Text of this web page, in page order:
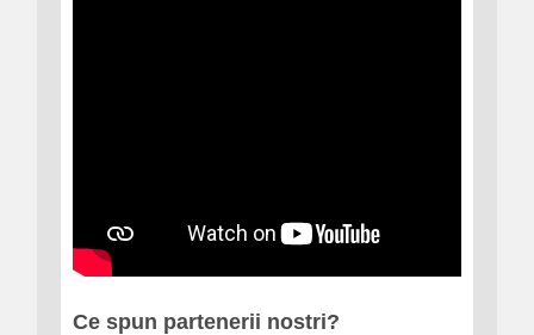
Ce spun partenerii nostri?